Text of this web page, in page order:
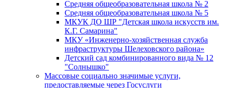
Средняя общеобразовательная школа № 2
Средняя общеобразовательная школа № 5
МКУК ДО ШР "Детская школа искусств им.
К.Г. Самарина"
МКУ «Инженерно-хозяйственная служба
инфраструктуры Шелеховского района»
Детский сад комбинированного вида № 12
"Солнышко"
Массовые социально значимые услуги,
предоставляемые через Госуслуги